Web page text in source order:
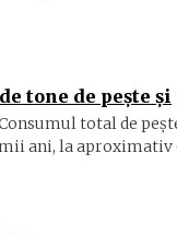
tone de peşte şi
total de
ani, la aproximativ